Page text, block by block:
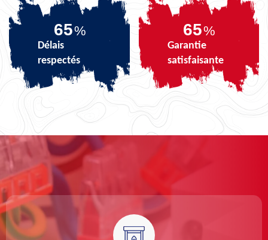
80%
Délais
respectés
80%
Garantie
satisfaisante